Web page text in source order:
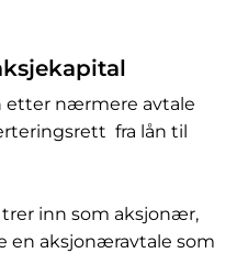
etter nærmere avtale
fra lån til
inn som aksjonær,
en aksjonæravtale som